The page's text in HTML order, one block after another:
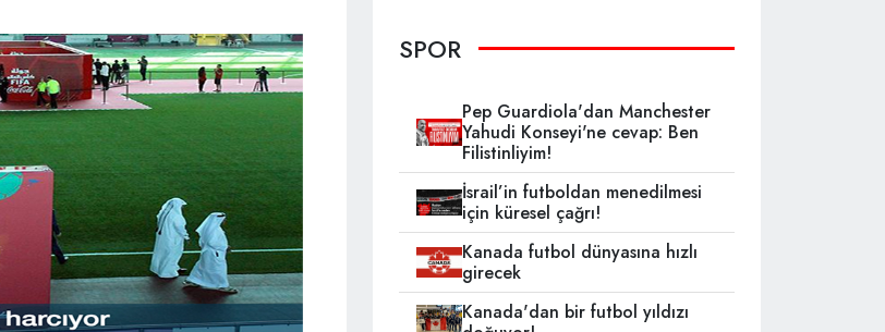
SPOR
Pep Guardiola'dan Manchester
Yahudi Konseyi'ne cevap: Ben
Filistinliyim!
İsrail’in futboldan menedilmesi
için küresel çağrı!
Kanada futbol dünyasına hızlı
girecek
Kanada'dan bir futbol yıldızı